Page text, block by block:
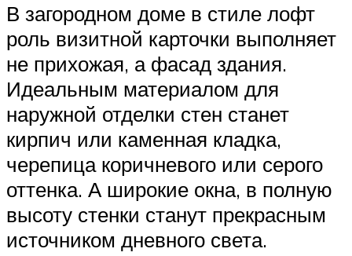
В загородном доме в стиле лофт
роль визитной карточки выполняет
не прихожая, а фасад здания.
Идеальным материалом для
наружной отделки стен станет
кирпич или каменная кладка,
черепица коричневого или серого
оттенка. А широкие окна, в полную
высоту стенки станут прекрасным
источником дневного света.